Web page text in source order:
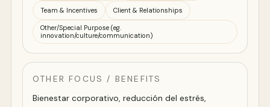
Team & Incentives Client & Relationships
Other/Special Purpose (eg.
innovation/culture/communication)
OTHER FOCUS / BENEFITS
Bienestar corporativo, reducción del estrés,